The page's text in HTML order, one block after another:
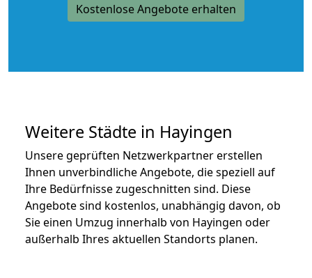
Kostenlose Angebote erhalten
Weitere Städte in Hayingen
Unsere geprüften Netzwerkpartner erstellen
Ihnen unverbindliche Angebote, die speziell auf
Ihre Bedürfnisse zugeschnitten sind. Diese
Angebote sind kostenlos, unabhängig davon, ob
Sie einen Umzug innerhalb von Hayingen oder
außerhalb Ihres aktuellen Standorts planen.